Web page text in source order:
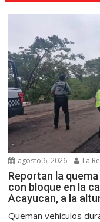
agosto 6, 2026 La
Reportan la
con bloque en la
Acayucan, a la
Queman vehículos